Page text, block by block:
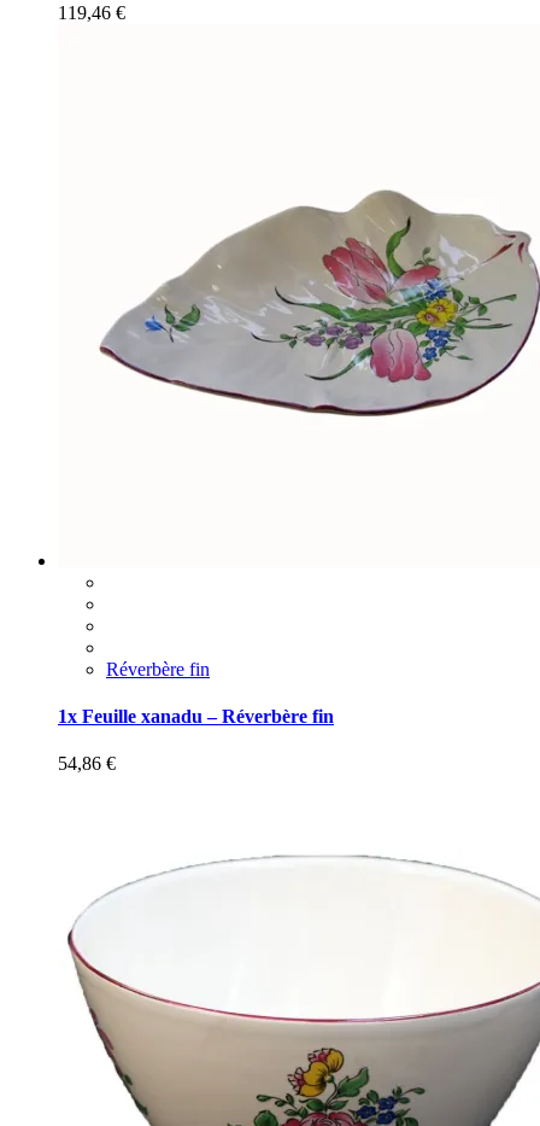
119,46 €
Réverbère fin
1x Feuille xanadu – Réverbère fin
54,86 €